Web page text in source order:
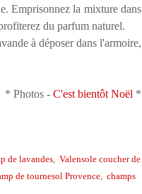
Emprisonnez la mixture dans
du parfum naturel.
à déposer dans l'armoire,
* Photos - C'est bientôt Noël *
de lavandes, Valensole coucher de
de tournesol Provence, champs